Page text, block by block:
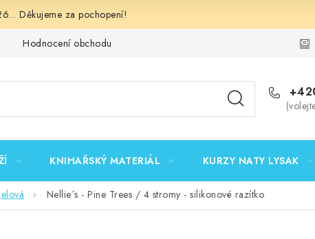
Děkujeme za pochopení!
Hodnocení obchodu Podmínky
KNIHAŘSKÝ MATERIÁL KURZY NATY LYSAK
Nellie´s - Pine Trees / 4 stromy - silikonové razítko